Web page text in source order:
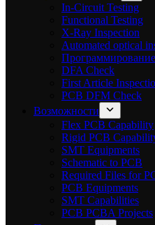
In-Circuit Testing
Functional Testing
X-Ray Inspection
Automated optical
DFA Check
First Article
PCB DFM Check
Возможности
Flex PCB Capability
Rigid PCB
SMT Equipments
Schematic to PCB
Required Files for
PCB Equipments
SMT Capabilities
PCB PCBA Projects